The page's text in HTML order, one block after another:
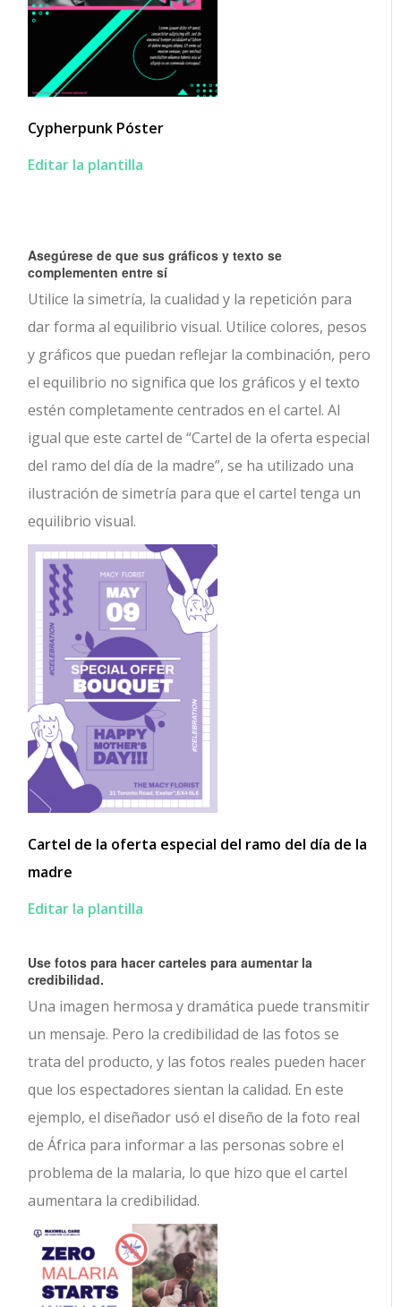
Cypherpunk Póster
Editar la plantilla
Asegúrese de que sus gráficos y texto se
complementen entre sí
Utilice la simetría, la cualidad y la repetición para
dar forma al equilibrio visual. Utilice colores, pesos
y gráficos que puedan reflejar la combinación, pero
el equilibrio no significa que los gráficos y el texto
estén completamente centrados en el cartel. Al
igual que este cartel de “Cartel de la oferta especial
del ramo del día de la madre”, se ha utilizado una
ilustración de simetría para que el cartel tenga un
equilibrio visual.
Cartel de la oferta especial del ramo del día de la
madre
Editar la plantilla
Use fotos para hacer carteles para aumentar la
credibilidad.
Una imagen hermosa y dramática puede transmitir
un mensaje. Pero la credibilidad de las fotos se
trata del producto, y las fotos reales pueden hacer
que los espectadores sientan la calidad. En este
ejemplo, el diseñador usó el diseño de la foto real
de África para informar a las personas sobre el
problema de la malaria, lo que hizo que el cartel
aumentara la credibilidad.